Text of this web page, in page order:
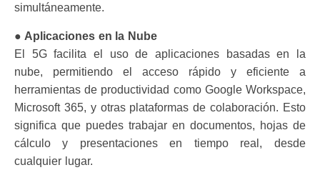
simultáneamente.
● Aplicaciones en la Nube
El 5G facilita el uso de aplicaciones basadas en la
nube, permitiendo el acceso rápido y eficiente a
herramientas de productividad como Google Workspace,
Microsoft 365, y otras plataformas de colaboración. Esto
significa que puedes trabajar en documentos, hojas de
cálculo y presentaciones en tiempo real, desde
cualquier lugar.